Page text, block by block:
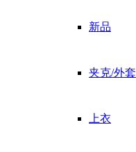
新品
夹克/外套
上衣